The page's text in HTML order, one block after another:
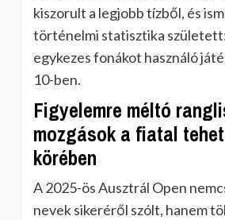
kiszorult a legjobb tízből, és
történelmi statisztika
egykezes fonákot használó
10-ben.
Figyelemre méltó
mozgások a fiatal
körében
A 2025-ös Ausztrál Open
nevek sikeréről szólt, hanem